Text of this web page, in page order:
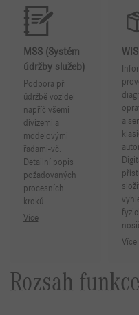
MSS (Systém
údržby služeb)
Podpora při
údržbě vozidel
napříč všemi
divizemi a
modelovými
řadami-vč.
Detailní popis
požadovaných
procesních
kroků.
Více
a
Více
Rozsah funkce